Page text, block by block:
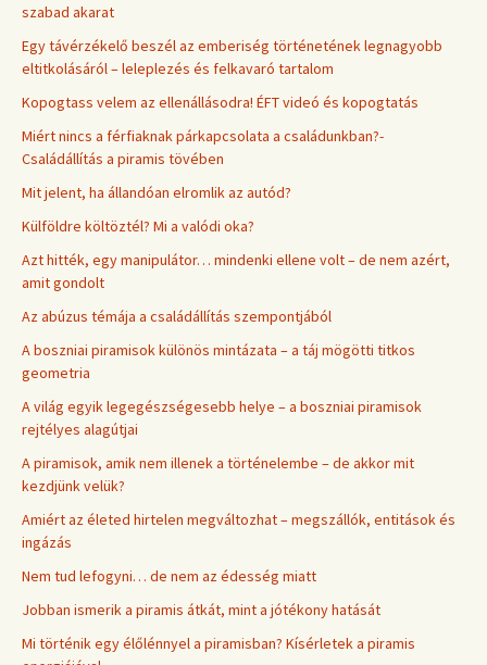
szabad akarat
Egy távérzékelő beszél az emberiség történetének legnagyobb
eltitkolásáról – leleplezés és felkavaró tartalom
Kopogtass velem az ellenállásodra! ÉFT videó és kopogtatás
Miért nincs a férfiaknak párkapcsolata a családunkban?-
Családállítás a piramis tövében
Mit jelent, ha állandóan elromlik az autód?
Külföldre költöztél? Mi a valódi oka?
Azt hitték, egy manipulátor… mindenki ellene volt – de nem azért,
amit gondolt
Az abúzus témája a családállítás szempontjából
A boszniai piramisok különös mintázata – a táj mögötti titkos
geometria
A világ egyik legegészségesebb helye – a boszniai piramisok
rejtélyes alagútjai
A piramisok, amik nem illenek a történelembe – de akkor mit
kezdjünk velük?
Amiért az életed hirtelen megváltozhat – megszállók, entitások és
ingázás
Nem tud lefogyni… de nem az édesség miatt
Jobban ismerik a piramis átkát, mint a jótékony hatását
Mi történik egy élőlénnyel a piramisban? Kísérletek a piramis